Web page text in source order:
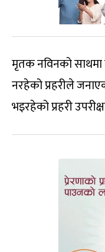
मृतक नविनको साथमा
नरहेको प्रहरीले
भइरहेको प्रहरी